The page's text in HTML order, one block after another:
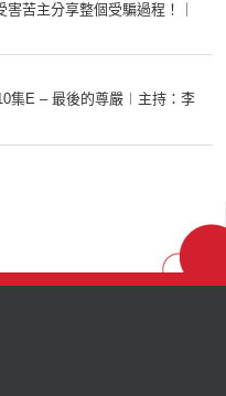
苦主分享整個受騙過程！｜
集E – 最後的尊嚴︱主持：李